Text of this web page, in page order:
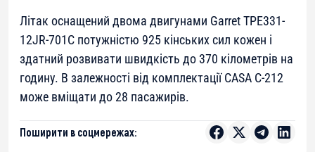
Літак оснащений двома двигунами Garret TPE331-
12JR-701C потужністю 925 кінських сил кожен і
здатний розвивати швидкість до 370 кілометрів на
годину. В залежності від комплектації CASA C-212
може вміщати до 28 пасажирів.
Поширити в соцмережах: